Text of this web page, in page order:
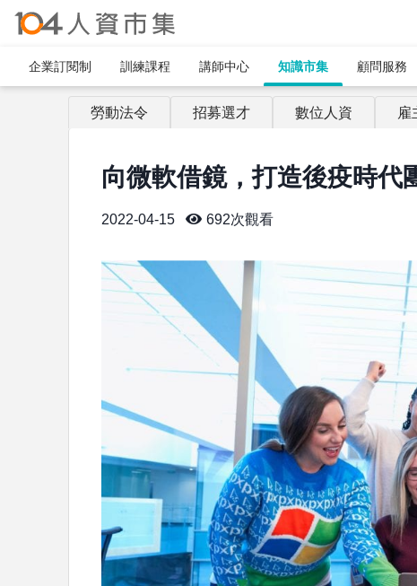
企業訂閱制​ 訓練課程 講師中心 知識市集 顧問服務
勞動法令 招募選才 數位人資 雇
向微軟借鏡，打造後疫時代
2022-04-15 692次觀看